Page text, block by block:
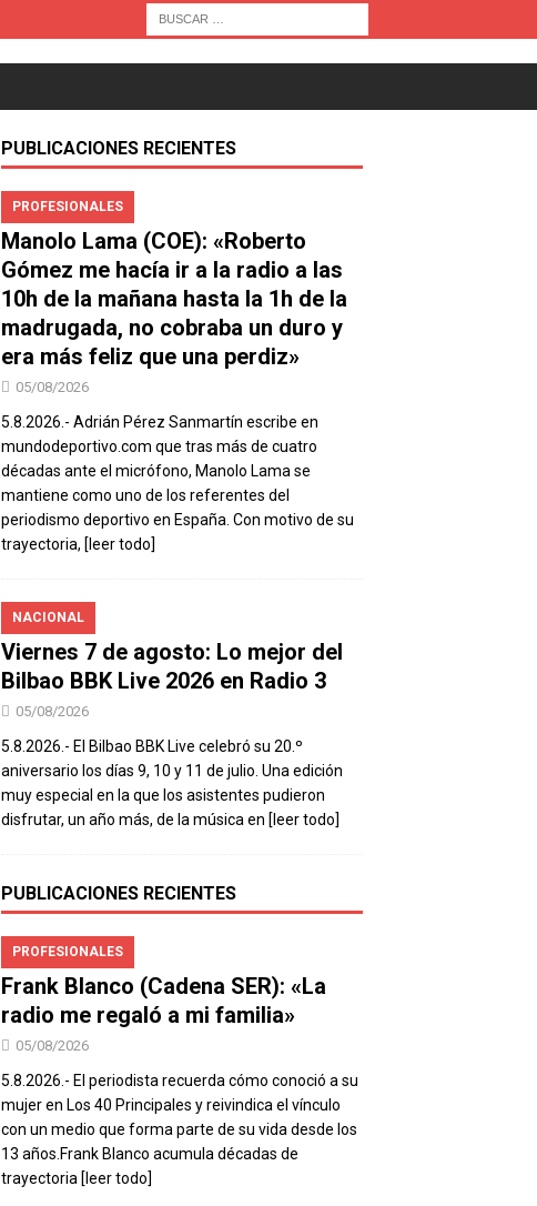
PUBLICACIONES RECIENTES
PROFESIONALES
Manolo Lama (COE): «Roberto
Gómez me hacía ir a la radio a las
10h de la mañana hasta la 1h de la
madrugada, no cobraba un duro y
era más feliz que una perdiz»
05/08/2026
5.8.2026.- Adrián Pérez Sanmartín escribe en
mundodeportivo.com que tras más de cuatro
décadas ante el micrófono, Manolo Lama se
mantiene como uno de los referentes del
periodismo deportivo en España. Con motivo de su
trayectoria, [leer todo]
NACIONAL
Viernes 7 de agosto: Lo mejor del
Bilbao BBK Live 2026 en Radio 3
05/08/2026
5.8.2026.- El Bilbao BBK Live celebró su 20.º
aniversario los días 9, 10 y 11 de julio. Una edición
muy especial en la que los asistentes pudieron
disfrutar, un año más, de la música en [leer todo]
PUBLICACIONES RECIENTES
PROFESIONALES
Frank Blanco (Cadena SER): «La
radio me regaló a mi familia»
05/08/2026
5.8.2026.- El periodista recuerda cómo conoció a su
mujer en Los 40 Principales y reivindica el vínculo
con un medio que forma parte de su vida desde los
13 años.Frank Blanco acumula décadas de
trayectoria [leer todo]